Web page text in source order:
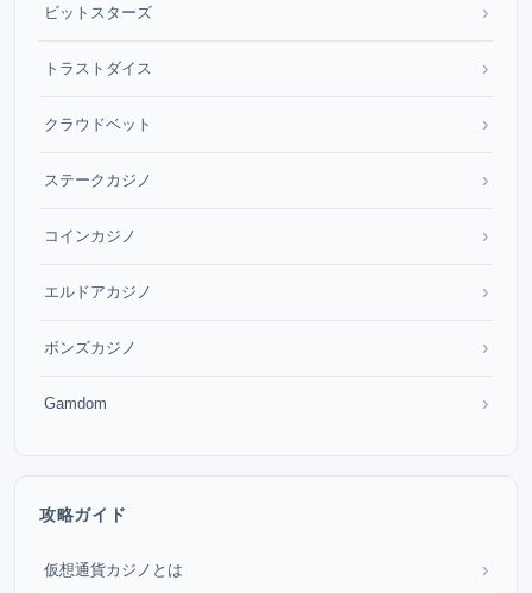
ビットスターズ ›
トラストダイス ›
クラウドベット ›
ステークカジノ ›
コインカジノ ›
エルドアカジノ ›
ボンズカジノ ›
Gamdom ›
攻略ガイド
仮想通貨カジノとは ›